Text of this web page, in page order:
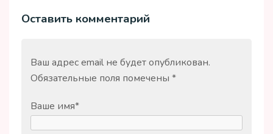
Оставить комментарий
Ваш адрес email не будет опубликован.
Обязательные поля помечены *
Ваше имя*